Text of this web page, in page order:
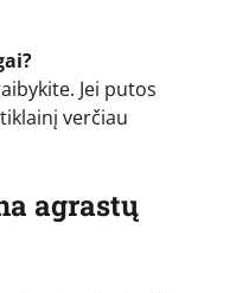
Jei putos
verčiau
agrastų